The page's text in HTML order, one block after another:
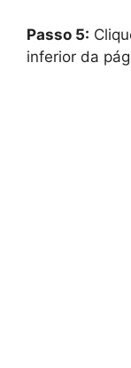
Passo 5:
inferior da